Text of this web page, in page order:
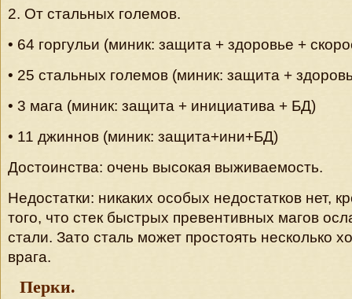
2. От стальных големов.
• 64 горгульи (миник: защита + здоровье +
• 25 стальных големов (миник: защита +
• 3 мага (миник: защита + инициатива + БД)
• 11 джиннов (миник: защита+ини+БД)
Достоинства: очень высокая выживаемость.
Недостатки: никаких особых недостатков нет,
того, что стек быстрых превентивных магов
стали. Зато сталь может простоять несколько
врага.
Перки.